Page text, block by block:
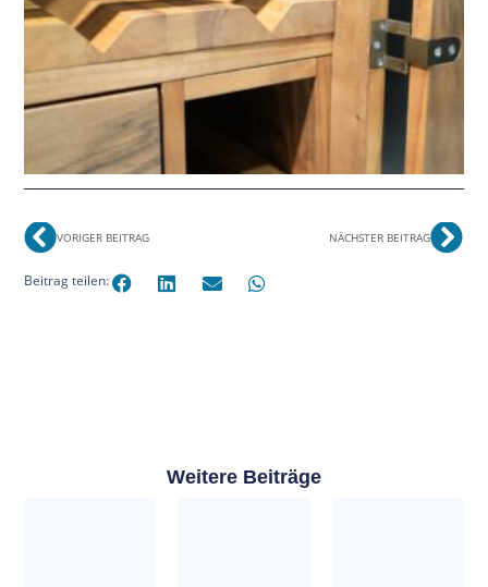
VORIGER BEITRAG NÄCHSTER BEITRAG
Beitrag teilen:
Weitere Beiträge